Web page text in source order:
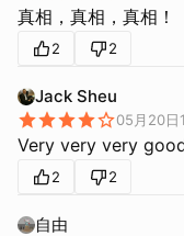
真相，真相，真相！
2 2
Jack Sheu
05月20日
Very very very
2 2
自由